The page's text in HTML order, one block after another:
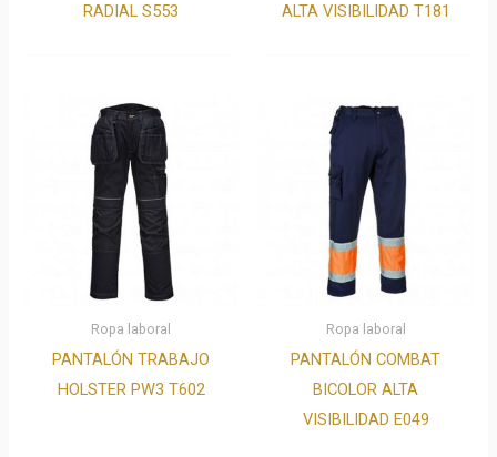
RADIAL S553
ALTA VISIBILIDAD T181
Ropa laboral
PANTALÓN TRABAJO
HOLSTER PW3 T602
Ropa laboral
PANTALÓN COMBAT
BICOLOR ALTA
VISIBILIDAD E049